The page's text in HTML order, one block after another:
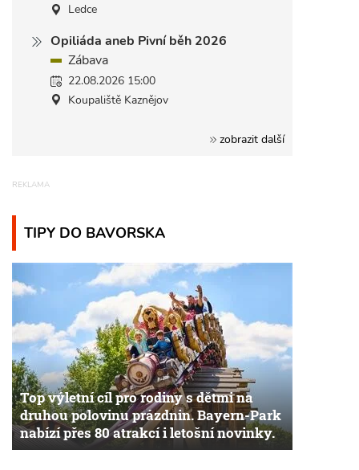
Ledce
Opiliáda aneb Pivní běh 2026
Zábava
22.08.2026 15:00
Koupaliště Kaznějov
zobrazit další
TIPY DO BAVORSKA
Top výletní cíl pro rodiny s dětmi na
druhou polovinu prázdnin. Bayern-Park
nabízí přes 80 atrakcí i letošní novinky.